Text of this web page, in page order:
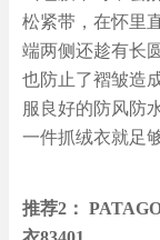
松紧带，在怀里
端两侧还趁有长
也防止了褶皱造
服良好的防风防
一件抓绒衣就足
推荐2：